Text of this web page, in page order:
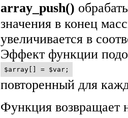
array_push()
значения в конец
увеличивается в
Эффект функции
$array[] = $var;
повторенный для
Функция возвращает